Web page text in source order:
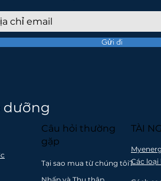
thấp cho một
toán Thân thiện hỗ
Gửi đi
dưỡng
Câu hỏi thường
gặp
Tại sao mua từ chúng tôi?
TÀI
Các